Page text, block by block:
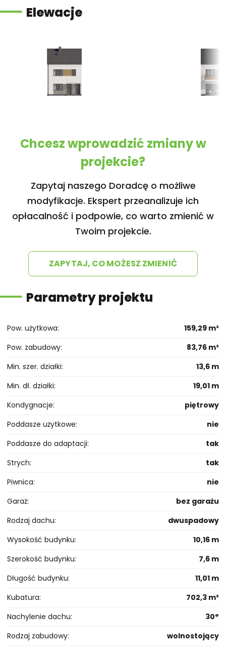
Elewacje
Chcesz wprowadzić zmiany w
projekcie?
Zapytaj naszego Doradcę o możliwe
modyfikacje. Ekspert przeanalizuje ich
opłacalność i podpowie, co warto zmienić w
Twoim projekcie.
ZAPYTAJ, CO MOŻESZ ZMIENIĆ
Parametry projektu
Pow. użytkowa
159,29 m²
Pow. zabudowy
83,76 m²
Min. szer. działki
13,6 m
Min. dł. działki
19,01 m
Kondygnacje
piętrowy
Poddasze użytkowe
nie
Poddasze do adaptacji
tak
Strych
tak
Piwnica
nie
Garaż
bez garażu
Rodzaj dachu
dwuspadowy
Wysokość budynku
10,16 m
Szerokość budynku
7,6 m
Długość budynku
11,01 m
Kubatura
702,3 m³
Nachylenie dachu
30°
Rodzaj zabudowy
wolnostojący